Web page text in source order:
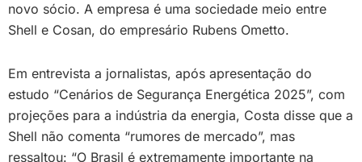
novo sócio. A empresa é uma sociedade meio entre
Shell e Cosan, do empresário Rubens Ometto.
Em entrevista a jornalistas, após apresentação do
estudo “Cenários de Segurança Energética 2025”, com
projeções para a indústria da energia, Costa disse que a
Shell não comenta “rumores de mercado”, mas
ressaltou: “O Brasil é extremamente importante na